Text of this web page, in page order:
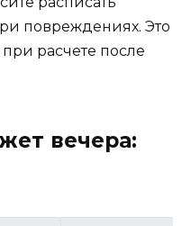
повреждениях. Это
расчете после
вечера: